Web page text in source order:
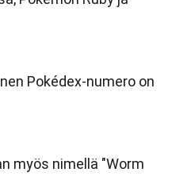
Pokédex-numero on
myös nimellä "Worm